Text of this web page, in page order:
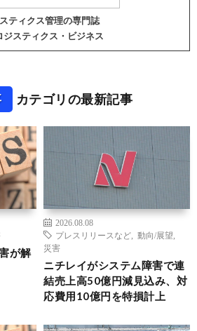
ティクス管理の専門誌
ジスティクス・ビジネス
カテゴリの最新記事
が解
2026.08.08
プレスリリースなど
動向/展望
災害
ニチレイがシステム障害で連
結売上高50億円減見込み、対
応費用10億円を特損計上